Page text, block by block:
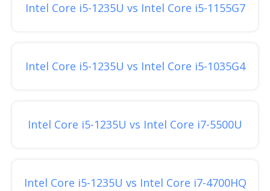
Intel Core i5-1235U vs Intel Core i5-1155G7
Intel Core i5-1235U vs Intel Core i5-1035G4
Intel Core i5-1235U vs Intel Core i7-5500U
Intel Core i5-1235U vs Intel Core i7-4700HQ